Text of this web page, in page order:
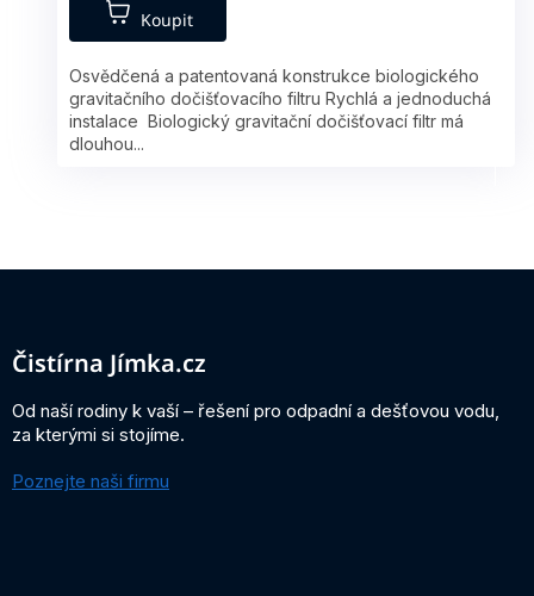
Koupit
Osvědčená a patentovaná konstrukce biologického
gravitačního dočišťovacího filtru Rychlá a jednoduchá
instalace Biologický gravitační dočišťovací filtr má
dlouhou...
Z
Čistírna Jímka.cz
Od naší rodiny k vaší – řešení pro odpadní a dešťovou vodu,
za kterými si stojíme.
Poznejte naši firmu